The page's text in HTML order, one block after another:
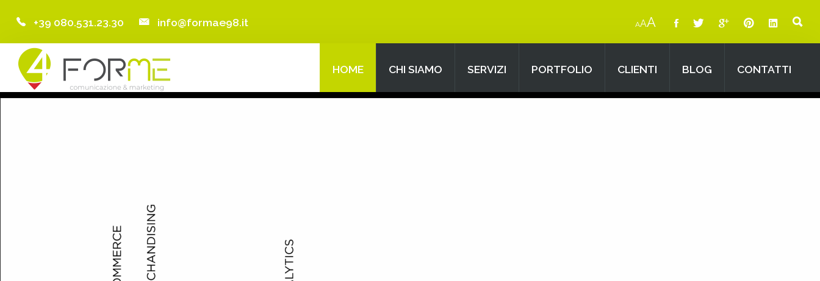
Home
Chi Siamo
+39 080.531.23.30 info@formae98.it
Searchour Site
AAA
HOME CHI SIAMO SERVIZI PORTFOLIO CLIENTI BLOG CONTATTI